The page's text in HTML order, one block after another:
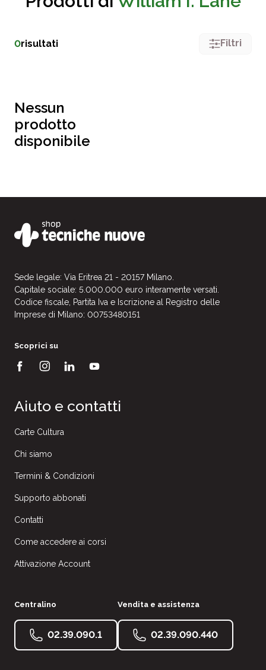
0risultati Filtri
Nessun
prodotto
disponibile
Sede legale: Via Eritrea 21 - 20157 Milano.
Capitale sociale: 5.000.000 euro interamente versati.
Codice fiscale, Partita Iva e Iscrizione al Registro delle
Imprese di Milano: 00753480151
Scoprici su
Aiuto e contatti
Carte Cultura
Chi siamo
Termini & Condizioni
Supporto abbonati
Contatti
Come accedere ai corsi
Attivazione Account
Centralino
02.39.090.1
Vendita e assistenza
02.39.090.440